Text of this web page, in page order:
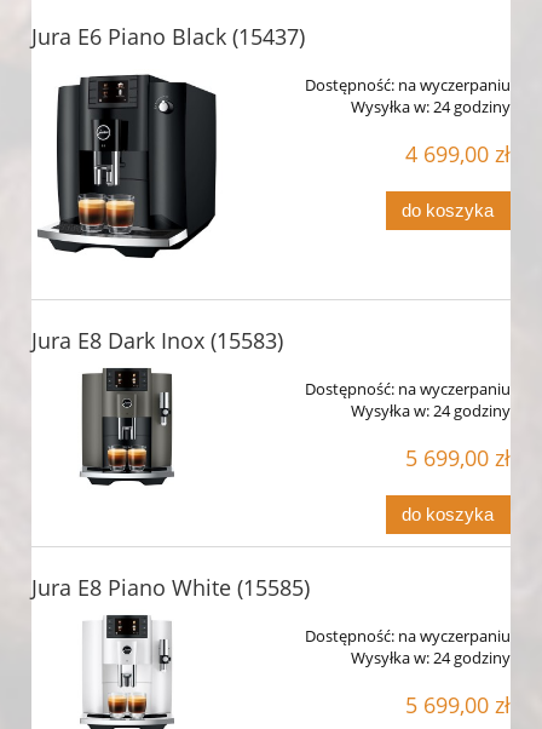
Jura E6 Piano Black (15437)
Dostępność: na wyczerpaniu
Wysyłka w:24 godziny
4 699,00 zł
do koszyka
Jura E8 Dark Inox (15583)
Dostępność: na wyczerpaniu
Wysyłka w: 24 godziny
5 699,00 zł
do koszyka
Jura E8 Piano White (15585)
Dostępność: na wyczerpaniu
Wysyłka w:24 godziny
5 699,00 zł